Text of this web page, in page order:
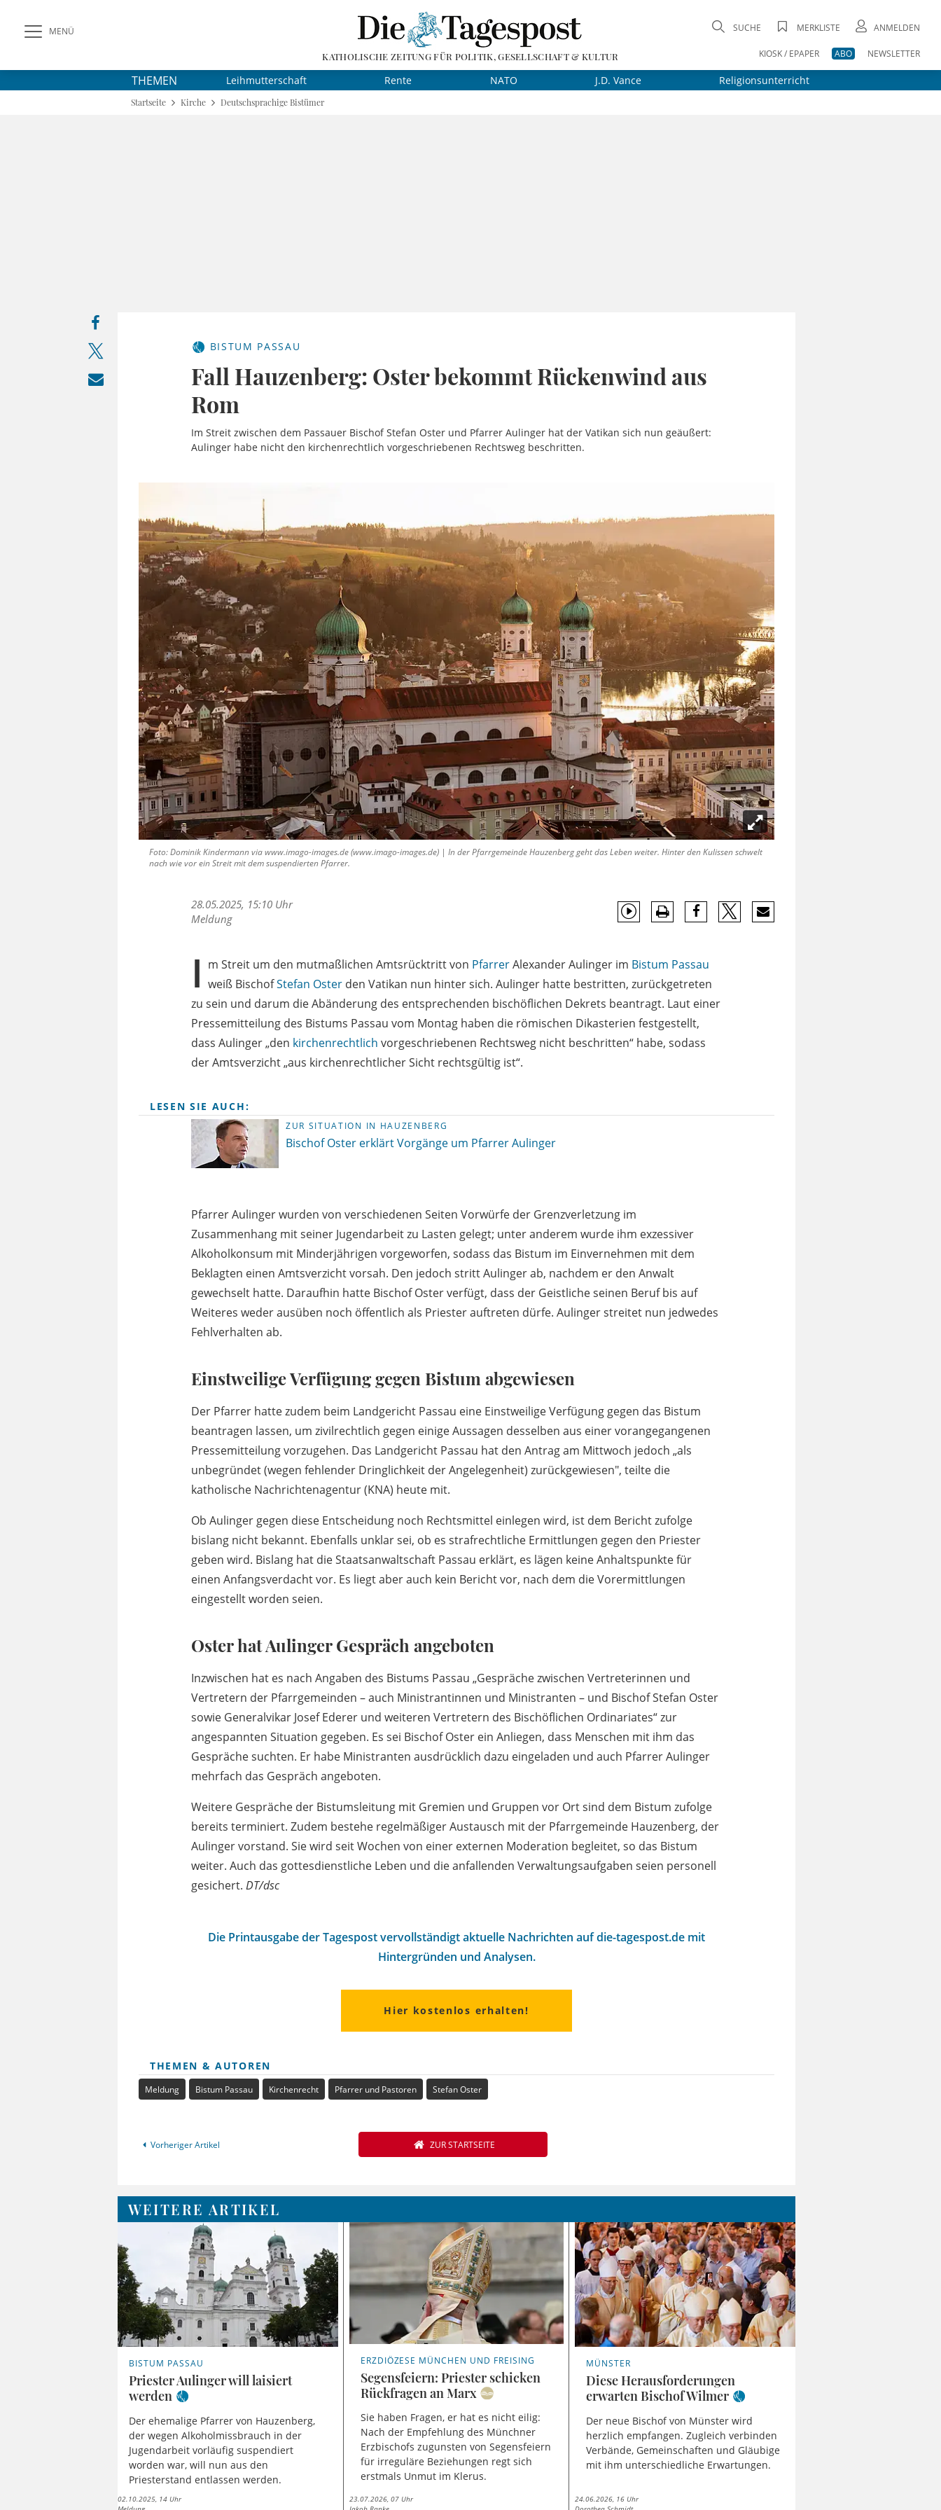
MENÜ
KATHOLISCHE ZEITUNG FÜR POLITIK, GESELLSCHAFT & KULTUR
SUCHE MERKLISTE ANMELDEN
KIOSK / EPAPER ABO NEWSLETTER
THEMEN Leihmutterschaft Rente NATO J.D. Vance Religionsunterricht
Startseite Kirche Deutschsprachige Bistümer
BISTUM PASSAU
Fall Hauzenberg: Oster bekommt Rückenwind aus
Rom
Im Streit zwischen dem Passauer Bischof Stefan Oster und Pfarrer Aulinger hat der Vatikan sich nun geäußert:
Aulinger habe nicht den kirchenrechtlich vorgeschriebenen Rechtsweg beschritten.
Foto: Dominik Kindermann via www.imago-images.de (www.imago-images.de) | In der Pfarrgemeinde Hauzenberg geht das Leben weiter. Hinter den Kulissen schwelt
nach wie vor ein Streit mit dem suspendierten Pfarrer.
28.05.2025, 15:10 Uhr
Meldung
I m Streit um den mutmaßlichen Amtsrücktritt von PfarrerAlexander Aulinger im Bistum Passau
weiß BischofStefan Oster den Vatikan nun hinter sich. Aulinger hatte bestritten, zurückgetreten
zu sein und darum die Abänderung des entsprechenden bischöflichen Dekrets beantragt. Laut einer
Pressemitteilung des Bistums Passau vom Montag haben die römischen Dikasterien festgestellt,
dass Aulinger „den kirchenrechtlich vorgeschriebenen Rechtsweg nicht beschritten“ habe, sodass
der Amtsverzicht „aus kirchenrechtlicher Sicht rechtsgültig ist“.
LESEN SIE AUCH:
ZUR SITUATION IN HAUZENBERG
Bischof Oster erklärt Vorgänge um Pfarrer Aulinger
Pfarrer Aulinger wurden von verschiedenen Seiten Vorwürfe der Grenzverletzung im
Zusammenhang mit seiner Jugendarbeit zu Lasten gelegt; unter anderem wurde ihm exzessiver
Alkoholkonsum mit Minderjährigen vorgeworfen, sodass das Bistum im Einvernehmen mit dem
Beklagten einen Amtsverzicht vorsah. Den jedoch stritt Aulinger ab, nachdem er den Anwalt
gewechselt hatte. Daraufhin hatte Bischof Oster verfügt, dass der Geistliche seinen Beruf bis auf
Weiteres weder ausüben noch öffentlich als Priester auftreten dürfe. Aulinger streitet nun jedwedes
Fehlverhalten ab.
Einstweilige Verfügung gegen Bistum abgewiesen
Der Pfarrer hatte zudem beim Landgericht Passau eine Einstweilige Verfügung gegen das Bistum
beantragen lassen, um zivilrechtlich gegen einige Aussagen desselben aus einer vorangegangenen
Pressemitteilung vorzugehen. Das Landgericht Passau hat den Antrag am Mittwoch jedoch „als
unbegründet (wegen fehlender Dringlichkeit der Angelegenheit) zurückgewiesen", teilte die
katholische Nachrichtenagentur (KNA) heute mit.
Ob Aulinger gegen diese Entscheidung noch Rechtsmittel einlegen wird, ist dem Bericht zufolge
bislang nicht bekannt. Ebenfalls unklar sei, ob es strafrechtliche Ermittlungen gegen den Priester
geben wird. Bislang hat die Staatsanwaltschaft Passau erklärt, es lägen keine Anhaltspunkte für
einen Anfangsverdacht vor. Es liegt aber auch kein Bericht vor, nach dem die Vorermittlungen
eingestellt worden seien.
Oster hat Aulinger Gespräch angeboten
Inzwischen hat es nach Angaben des Bistums Passau „Gespräche zwischen Vertreterinnen und
Vertretern der Pfarrgemeinden – auch Ministrantinnen und Ministranten – und Bischof Stefan Oster
sowie Generalvikar Josef Ederer und weiteren Vertretern des Bischöflichen Ordinariates“ zur
angespannten Situation gegeben. Es sei Bischof Oster ein Anliegen, dass Menschen mit ihm das
Gespräche suchten. Er habe Ministranten ausdrücklich dazu eingeladen und auch Pfarrer Aulinger
mehrfach das Gespräch angeboten.
Weitere Gespräche der Bistumsleitung mit Gremien und Gruppen vor Ort sind dem Bistum zufolge
bereits terminiert. Zudem bestehe regelmäßiger Austausch mit der Pfarrgemeinde Hauzenberg, der
Aulinger vorstand. Sie wird seit Wochen von einer externen Moderation begleitet, so das Bistum
weiter. Auch das gottesdienstliche Leben und die anfallenden Verwaltungsaufgaben seien personell
gesichert. DT/dsc
Die Printausgabe der Tagespost vervollständigt aktuelle Nachrichten auf die-tagespost.de mit
Hintergründen und Analysen.
Hier kostenlos erhalten!
THEMEN & AUTOREN
Meldung Bistum Passau Kirchenrecht Pfarrer und Pastoren Stefan Oster
Vorheriger Artikel ZUR STARTSEITE
WEITERE ARTIKEL
BISTUM PASSAU
Priester Aulinger will laisiert
werden
Der ehemalige Pfarrer von Hauzenberg,
der wegen Alkoholmissbrauch in der
Jugendarbeit vorläufig suspendiert
worden war, will nun aus den
Priesterstand entlassen werden.
02.10.2025, 14 Uhr
ERZDIÖZESE MÜNCHEN UND FREISING
Segensfeiern: Priester schicken
Rückfragen an Marx
Sie haben Fragen, er hat es nicht eilig:
Nach der Empfehlung des Münchner
Erzbischofs zugunsten von Segensfeiern
für irreguläre Beziehungen regt sich
erstmals Unmut im Klerus.
23.07.2026, 07 Uhr
MÜNSTER
Diese Herausforderungen
erwarten Bischof Wilmer
Der neue Bischof von Münster wird
herzlich empfangen. Zugleich verbinden
Verbände, Gemeinschaften und Gläubige
mit ihm unterschiedliche Erwartungen.
24.06.2026, 16 Uhr